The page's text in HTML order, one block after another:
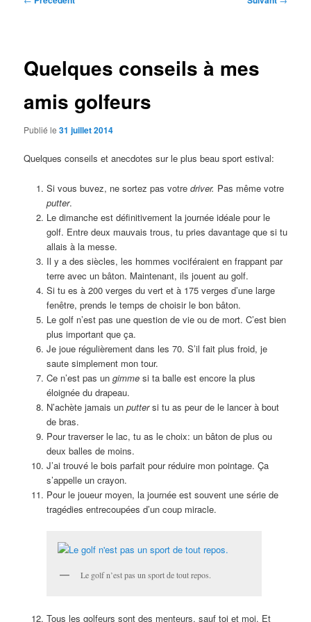
Quelques conseils à mes
amis golfeurs
Publié le31 juillet 2014
Quelques conseils et anecdotes sur le plus beau sport estival:
Si vous buvez, ne sortez pas votre driver. Pas même votre
putter.
Le dimanche est définitivement la journée idéale pour le
golf. Entre deux mauvais trous, tu pries davantage que si tu
allais à la messe.
Il y a des siècles, les hommes vociféraient en frappant par
terre avec un bâton. Maintenant, ils jouent au golf.
Si tu es à 200 verges du vert et à 175 verges d’une large
fenêtre, prends le temps de choisir le bon bâton.
Le golf n’est pas une question de vie ou de mort. C’est bien
plus important que ça.
Je joue régulièrement dans les 70. S’il fait plus froid, je
saute simplement mon tour.
Ce n’est pas un gimmesi ta balle est encore la plus
éloignée du drapeau.
N’achète jamais un puttersi tu as peur de le lancer à bout
de bras.
Pour traverser le lac, tu as le choix: un bâton de plus ou
deux balles de moins.
J’ai trouvé le bois parfait pour réduire mon pointage. Ça
s’appelle un crayon.
Pour le joueur moyen, la journée est souvent une série de
tragédies entrecoupées d’un coup miracle.
Le golf n’est pas un sport de tout repos.
Tous les golfeurs sont des menteurs, sauf toi et moi. Et